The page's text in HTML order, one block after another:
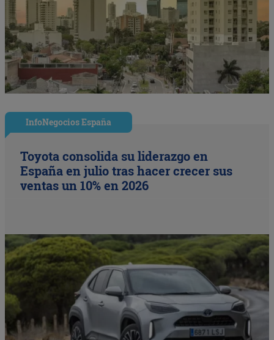
InfoNegocios España
Toyota consolida su liderazgo en
España en julio tras hacer crecer sus
ventas un 10% en 2026